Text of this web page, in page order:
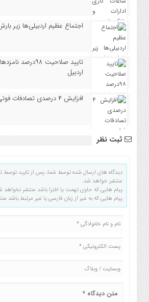
اجتماع عظیم اردبیلی‌ها زیر
تایید صلاحیت
اردبیل
افزایش ۴ درصدی تصادفات فوتی در جاده‌های اردبیل
ثبت نظر
دیدگاه های ارسال شده توسط شما، پس از تایید توسط
منتشر خواهد شد.
پیام هایی که حاوی تهمت یا افترا باشد منتشر نخواهد
پیام هایی که به غیر از زبان فارسی یا غیر مرتبط باشد